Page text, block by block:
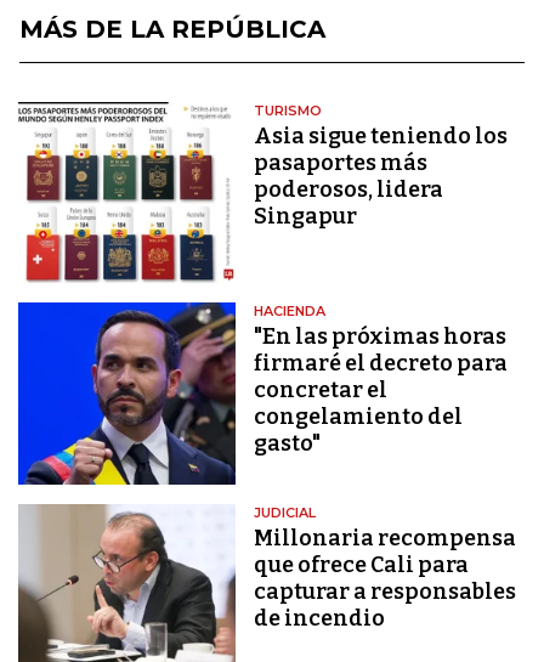
MÁS DE LA REPÚBLICA
TURISMO
Asia sigue teniendo los
pasaportes más
poderosos, lidera
Singapur
HACIENDA
"En las próximas horas
firmaré el decreto para
concretar el
congelamiento del
gasto"
JUDICIAL
Millonaria recompensa
que ofrece Cali para
capturar a responsables
de incendio